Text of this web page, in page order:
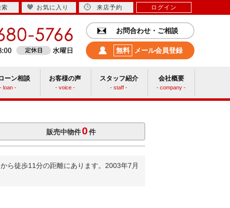
索 お気に入り 来店予約 ログイン
お問合わせ・ご相談
無料 メール会員登録
ーン相談
- loan -
お客様の声
- voice -
スタッフ紹介
- staff -
会社概要
- company -
販売中物件0件
ら徒歩11分の距離にあります。2003年7月